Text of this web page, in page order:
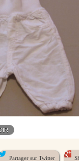
Partager sur Twitter